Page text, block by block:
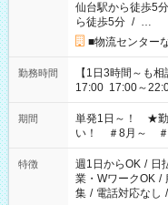
仙台駅から徒歩5分
ら徒歩5分 / …
■物流センター
勤務時間
【1日3時間～も相談OK!】 ＜シフト例＞
17:00 17:00～22:00 18:00
お気軽にご相談く
期間
単発1日～！ ★勤
い！ ＃8月～ ＃
特徴 週1日からOK / 日
業・WワークOK /
集 / 電話対応なし /